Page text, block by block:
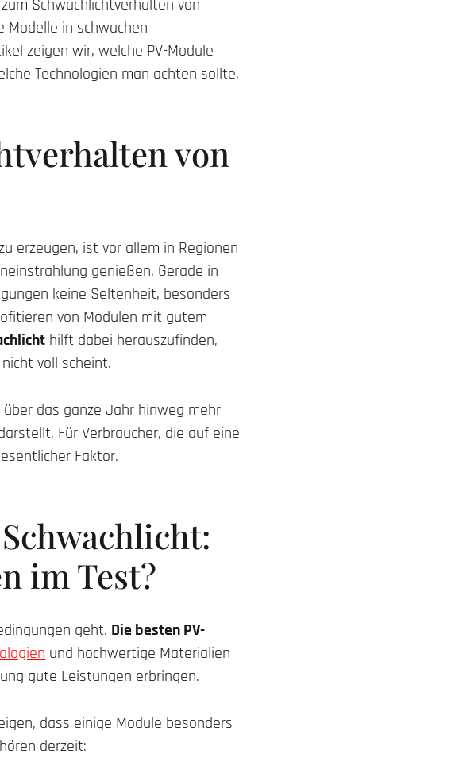
Schwachlichtverhalten von
in schwachen
zeigen wir, welche PV-Module
Technologien man achten sollte.
von
erzeugen, ist vor allem in Regionen
genießen. Gerade in
keine Seltenheit, besonders
von Modulen mit gutem
hilft dabei herauszufinden,
voll scheint.
das ganze Jahr hinweg mehr
Für Verbraucher, die auf eine
Faktor.
im Test?
geht. Die besten PV-
und hochwertige Materialien
gute Leistungen erbringen.
dass einige Module besonders
derzeit: